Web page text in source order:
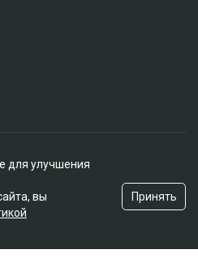
для улучшения
вы
Принять